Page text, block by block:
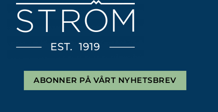
ABONNER PÅ VÅRT NYHETSBREV